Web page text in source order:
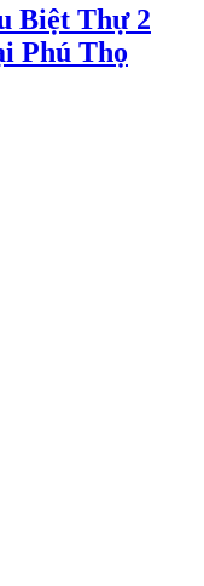
Biệt Thự 2
Phú Thọ